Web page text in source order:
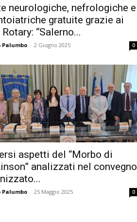
neurologiche, nefrologiche e
gratuite grazie ai
“Salerno...
- 2 Giugno 2025 0
aspetti del “Morbo di
analizzati nel convegno
- 25 Maggio 2025 0